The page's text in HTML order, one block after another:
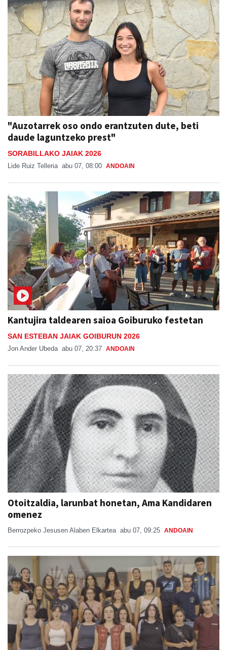
"Auzotarrek oso ondo erantzuten dute, beti
daude laguntzeko prest"
SORABILLAKO JAIAK 2026
Lide Ruiz Telleria abu 07, 08:00 ANDOAIN
Kantujira taldearen saioa Goiburuko festetan
SAN ESTEBAN JAIAK GOIBURUN 2026
Jon Ander Ubeda abu 07, 20:37 ANDOAIN
Otoitzaldia, larunbat honetan, Ama Kandidaren
omenez
Berrozpeko Jesusen Alaben Elkartea abu 07, 09:25 ANDOAIN